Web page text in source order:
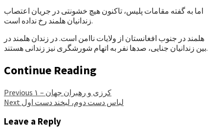
اما به گفته مقامات پلیس، تاکنون هیچ خشونتی در جریان اعتصاب
زندانیان هلمند رخ نداده است.
هلمند در جنوب افغانستان از ولایات ناامن است. در زندان هلمند در
بین زندانیان جنایی، صدها نفر به اتهام شورشگری نیز زندانی هستند.
Continue Reading
Previous
کرزی و رهبران جهان – ۱
Next لباس دست دوم، لبخند دست اول
Leave a Reply